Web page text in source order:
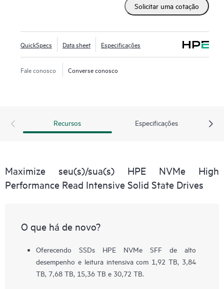
Solicitar uma cotação
QuickSpecs Data sheet Especificações
Fale conosco Converse conosco
Recursos Especificações
Maximize seu(s)/sua(s) HPE NVMe High
Performance Read Intensive Solid State Drives
O que há de novo?
Oferecendo SSDs HPE NVMe SFF de alto
desempenho e leitura intensiva com 1,92 TB, 3,84
TB, 7,68 TB, 15,36 TB e 30,72 TB.